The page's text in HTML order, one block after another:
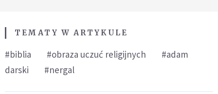
TEMATY W ARTYKULE
#biblia #obraza uczuć religijnych
#adam
darski
#nergal